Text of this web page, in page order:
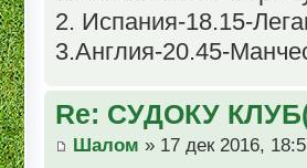
2. Испания-18.15-
3.Англия-20.45-
Re: СУДОКУ
Шалом » 17 дек 2016,